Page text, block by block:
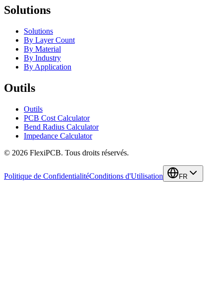
Solutions
Solutions
By Layer Count
By Material
By Industry
By Application
Outils
Outils
PCB Cost Calculator
Bend Radius Calculator
Impedance Calculator
© 2026 FlexiPCB. Tous droits réservés.
Politique de ConfidentialitéConditions d'Utilisation FR